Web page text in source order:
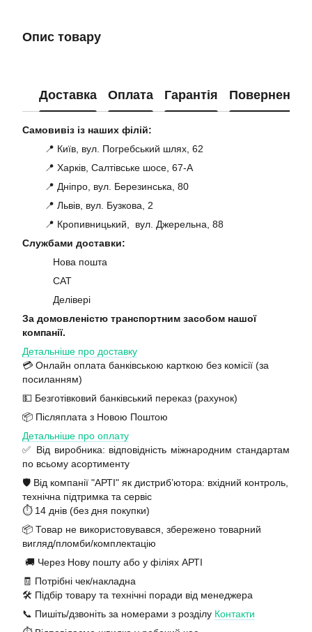
Опис товару
Доставка Оплата Гарантія Повернення
Самовивіз із наших філій:
📍 Київ, вул. Погребський шлях, 62
📍 Харків, Салтівське шосе, 67-А
📍 Дніпро, вул. Березинська, 80
📍 Львів, вул. Бузкова, 2
📍 Кропивницький, вул. Джерельна, 88
Службами доставки:
Нова пошта
САТ
Делівері
За домовленістю транспортним засобом нашої
компанії.
Детальніше про доставку
💳 Онлайн оплата банківською карткою без комісії (за
посиланням)
💵 Безготівковий банківський переказ (рахунок)
📦 Післяплата з Новою Поштою
Детальніше про оплату
✅ Від виробника: відповідність міжнародним стандартам
по всьому асортименту
🛡️ Від компанії "АРТІ" як дистриб’ютора: вхідний контроль,
технічна підтримка та сервіс
⏱️ 14 днів (без дня покупки)
📦 Товар не використовувався, збережено товарний
вигляд/пломби/комплектацію
🚚 Через Нову пошту або у філіях АРТІ
🧾 Потрібні чек/накладна
🛠️ Підбір товару та технічні поради від менеджера
📞 Пишіть/дзвоніть за номерами з розділу Контакти